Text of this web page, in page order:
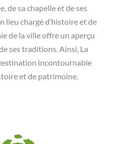
de sa chapelle et de ses
lieu chargé d’histoire et de
de la ville offre un aperçu
ses traditions. Ainsi, La
incontournable
et de patrimoine.